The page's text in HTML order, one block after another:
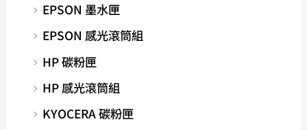
EPSON 墨水匣
EPSON 感光滾筒組
HP 碳粉匣
HP 感光滾筒組
KYOCERA 碳粉匣